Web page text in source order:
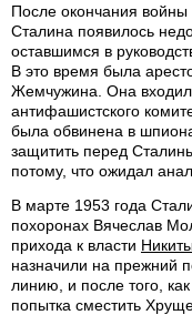
После окончания войны
Сталина появилось
оставшимся в
В это время была
Жемчужина. Она
антифашистского
была обвинена в
защитить перед
потому, что ожидал
В марте 1953 года
похоронах Вячеслав
прихода к власти
назначили на прежний
линию, и после того,
попытка сместить